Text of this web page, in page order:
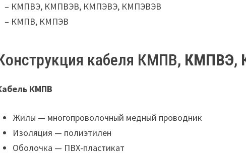
– КМПВЭ, КМПВЭВ, КМПЭВЭ, КМПЭВЭВ
– КМПВ, КМПЭВ
кабеля КМПВ, КМПВЭ,
КМПВ
Жилы — многопроволочный медный проводник
Изоляция — полиэтилен
Оболочка — ПВХ-пластикат